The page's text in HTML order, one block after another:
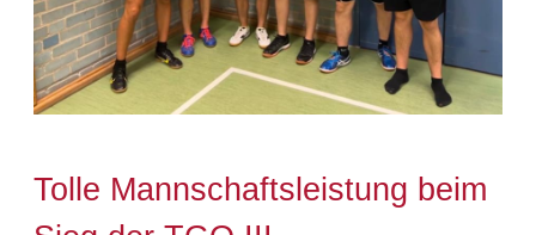
Tolle Mannschaftsleistung beim